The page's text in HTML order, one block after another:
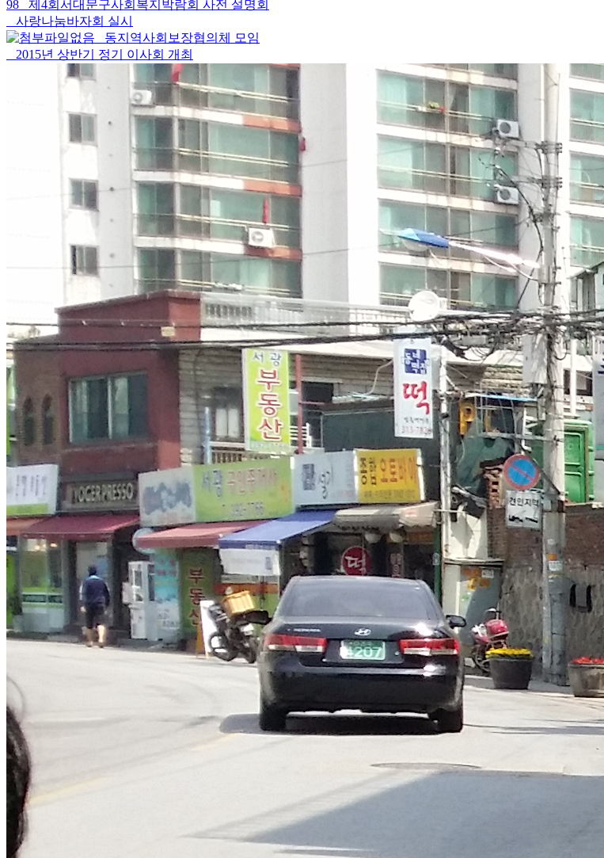
98
제4회서대문구사회복지박람회 사전 설명회
사랑나눔바자회 실시
동지역사회보장협의체 모임
2015년 상반기 정기 이사회 개최